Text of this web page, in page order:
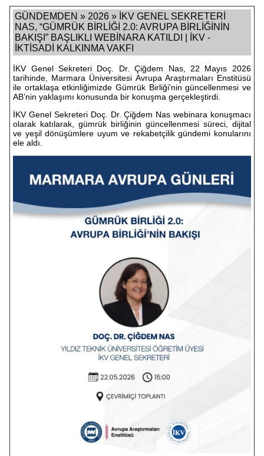
GÜNDEMDEN » 2026 » İKV GENEL SEKRETERİ
NAS, “GÜMRÜK BİRLİĞİ 2.0: AVRUPA BİRLİĞİNİN
BAKIŞI” BAŞLIKLI WEBİNARA KATILDI | İKV -
İKTİSADİ KALKINMA VAKFI
İKV Genel Sekreteri Doç. Dr. Çiğdem Nas, 22 Mayıs 2026
tarihinde, Marmara Üniversitesi Avrupa Araştırmaları Enstitüsü
ile ortaklaşa etkinliğimizde Gümrük Birliği'nin güncellenmesi ve
AB’nin yaklaşımı konusunda bir konuşma gerçekleştirdi.
İKV Genel Sekreteri Doç. Dr. Çiğdem Nas webinara konuşmacı
olarak katılarak, gümrük birliğinin güncellenmesi süreci, dijital
ve yeşil dönüşümlere uyum ve rekabetçilik gündemi konularını
ele aldı.